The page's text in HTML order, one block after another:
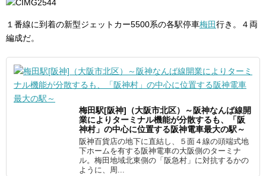
１番線に到着の新型ジェットカー5500系の各駅停車梅田行き。４両
編成だ。
梅田駅[阪神]（大阪市北区）～阪神なんば線開
業によりターミナル機能が分散するも、「阪
神村」の中心に位置する阪神電車最大の駅～
阪神百貨店の地下に直結し、５面４線の頭端式地
下ホームを有する阪神電車の大阪側のターミナ
ル。梅田地域北東側の「阪急村」に対抗するかの
ように、周...